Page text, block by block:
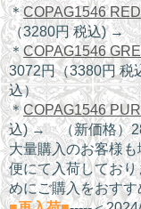
＊COPAG1546
（3280円 税込) →
＊COPAG1546
3072円（3380円
込）
＊COPAG1546
込) → （新価格）
大量購入のお客様
便にて入荷してお
めにご購入をおすす